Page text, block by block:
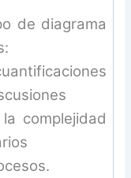
de diagrama
complejidad